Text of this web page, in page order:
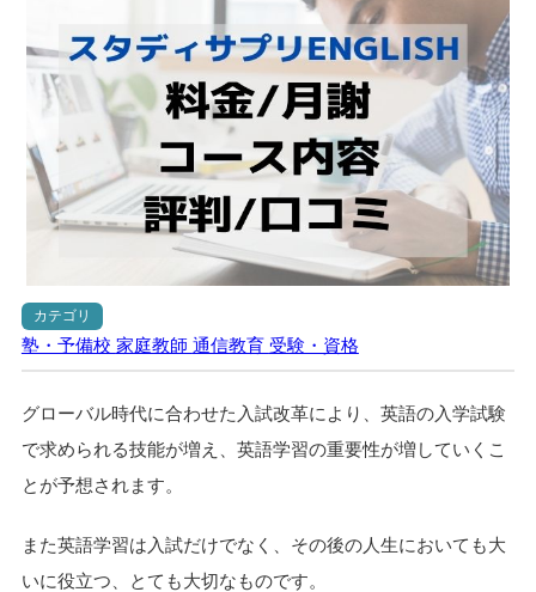
カテゴリ
塾・予備校 家庭教師 通信教育 受験・資格
グローバル時代に合わせた入試改革により、英語の入学試験
で求められる技能が増え、英語学習の重要性が増していくこ
とが予想されます。
また英語学習は入試だけでなく、その後の人生においても大
いに役立つ、とても大切なものです。